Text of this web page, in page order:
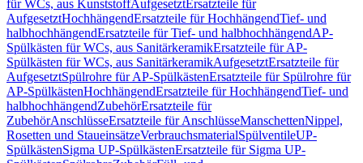
für WCs, aus KunststoffAufgesetztErsatzteile für
AufgesetztHochhängendErsatzteile für HochhängendTief- und
halbhochhängendErsatzteile für Tief- und halbhochhängendAP-
Spülkästen für WCs, aus SanitärkeramikErsatzteile für AP-
Spülkästen für WCs, aus SanitärkeramikAufgesetztErsatzteile für
AufgesetztSpülrohre für AP-SpülkästenErsatzteile für Spülrohre für
AP-SpülkästenHochhängendErsatzteile für HochhängendTief- und
halbhochhängendZubehörErsatzteile für
ZubehörAnschlüsseErsatzteile für AnschlüsseManschettenNippel,
Rosetten und StaueinsätzeVerbrauchsmaterialSpülventileUP-
SpülkästenSigma UP-SpülkästenErsatzteile für Sigma UP-